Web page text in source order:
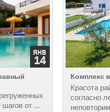
ЯНВ
14
шагов от ...
Комплекс
Красота
согласно